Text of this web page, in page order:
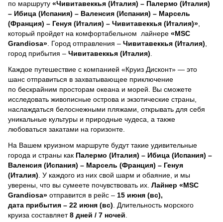
по маршруту «Чивитавеккья (Италия) – Палермо (Италия)
– Ибица (Испания) – Валенсия (Испания) – Марсель
(Франция) – Генуя (Италия) – Чивитавеккья (Италия)»
который пройдет на комфортабельном лайнере «MSC
Grandiosa» . Город отправления – Чивитавеккья (Италия)
город прибытия – Чивитавеккья (Италия)
Каждое путешествие с компанией «Круиз Дисконт» — это
шанс отправиться в захватывающее приключение
по бескрайним просторам океана и морей. Вы сможете
исследовать живописные острова и экзотические страны,
наслаждаться белоснежными пляжами, открывать для себя
уникальные культуры и природные чудеса, а также
любоваться закатами на горизонте.
На Вашем круизном маршруте будут такие удивительные
города и страны как Палермо (Италия) – Ибица (Испания) –
Валенсия (Испания) – Марсель (Франция) – Генуя
(Италия) . У каждого из них свой шарм и обаяние, и мы
уверены, что вы сумеете почувствовать их. Лайнер «MSC
Grandiosa» отправится в рейс – 15 июня (вс),
дата прибытия – 22 июня (вс) . Длительность морского
круиза составляет8 дней / 7 ночей